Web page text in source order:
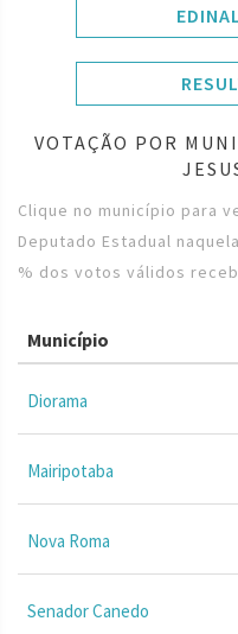
VOTAÇÃO POR
Clique no município para
Deputado Estadual
% dos votos válidos
Município
Diorama
Mairipotaba
Nova Roma
Senador Canedo